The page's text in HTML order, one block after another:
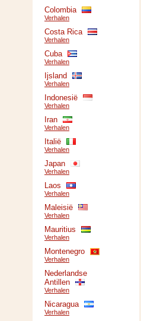
Colombia
Verhalen
Costa Rica
Verhalen
Cuba
Verhalen
Ijsland
Verhalen
Indonesië
Verhalen
Iran
Verhalen
Italië
Verhalen
Japan
Verhalen
Laos
Verhalen
Maleisië
Verhalen
Mauritius
Verhalen
Montenegro
Verhalen
Nederlandse
Antillen
Verhalen
Nicaragua
Verhalen